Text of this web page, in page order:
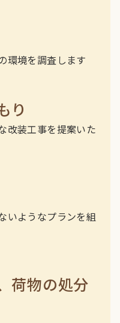
環境を調査します
り
改装工事を提案いた
いようなプランを組
荷物の処分